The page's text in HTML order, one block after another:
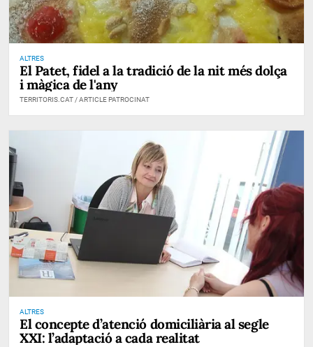
ALTRES
El Patet, fidel a la tradició de la nit més dolça
i màgica de l'any
TERRITORIS.CAT / ARTICLE PATROCINAT
ALTRES
El concepte d’atenció domiciliària al segle
XXI: l’adaptació a cada realitat